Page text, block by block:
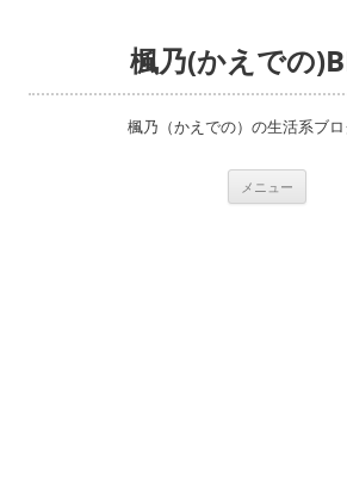
楓乃(かえでの
楓乃（かえでの）の生活系ブロ
メニュー